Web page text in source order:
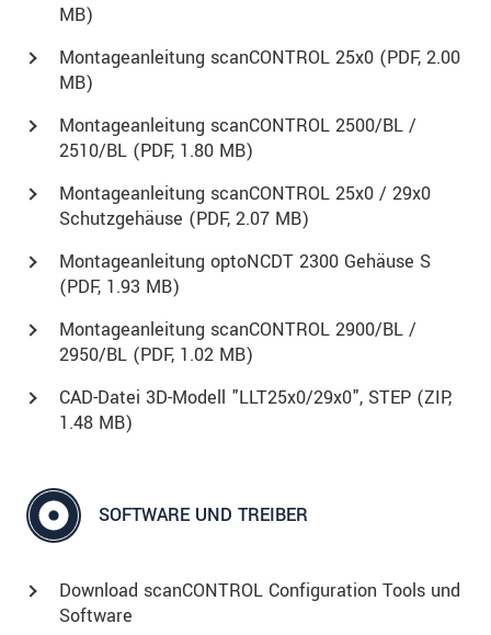
MB)
Montageanleitung scanCONTROL 25x0 (PDF, 2.00
MB)
Montageanleitung scanCONTROL 2500/BL /
2510/BL (PDF, 1.80 MB)
Montageanleitung scanCONTROL 25x0 / 29x0
Schutzgehäuse (PDF, 2.07 MB)
Montageanleitung optoNCDT 2300 Gehäuse S
(PDF, 1.93 MB)
Montageanleitung scanCONTROL 2900/BL /
2950/BL (PDF, 1.02 MB)
CAD-Datei 3D-Modell "LLT25x0/29x0", STEP (ZIP,
1.48 MB)
SOFTWARE UND TREIBER
Download scanCONTROL Configuration Tools und
Software